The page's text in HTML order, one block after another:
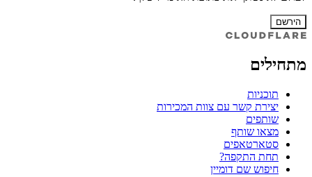
הירשם
מתחילים
תוכניות
יצירת קשר עם צוות המכירות
שותפים
מצאו שותף
סטארטאפים
תחת התקפה?
חיפוש שם דומיין